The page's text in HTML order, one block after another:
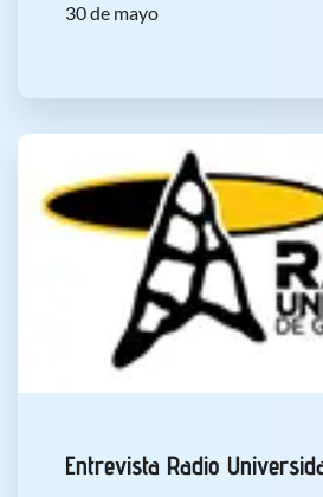
30 de mayo
Entrevista Radio